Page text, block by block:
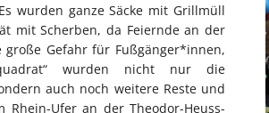
wurden ganze Säcke mit Grillmüll
mit Scherben, da Feiernde an der
Gefahr für Fußgänger*innen,
wurden nicht nur die
auch noch weitere Reste und
Rhein-Ufer an der Theodor-Heuss-
CHIC: WIE
DEN
STIL IN IHREM